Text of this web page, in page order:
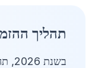
תהליך